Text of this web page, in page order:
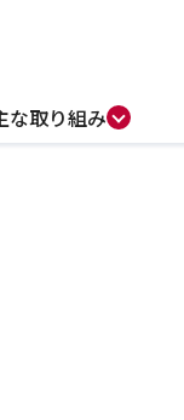
な取り組み